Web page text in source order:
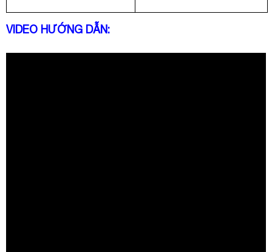
VIDEO HƯỚNG DẪN: